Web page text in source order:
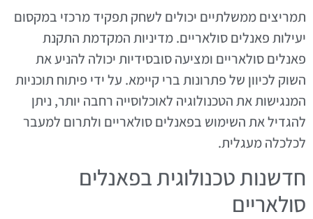
תמריצים ממשלתיים יכולים לשחק תפקיד מרכזי במקסום
יעילות פאנלים סולאריים. מדיניות המקדמת התקנת
פאנלים סולאריים ומציעה סובסידיות יכולה להניע את
השוק לכיוון של פתרונות ברי קיימא. על ידי פיתוח תוכניות
המנגישות את הטכנולוגיה לאוכלוסייה רחבה יותר, ניתן
להגדיל את השימוש בפאנלים סולאריים ולתרום למעבר
לכלכלה מעגלית.
חדשנות טכנולוגית בפאנלים
סולאריים